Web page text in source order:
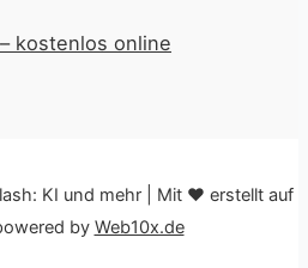
kostenlos online
KI und mehr | Mit ♥ erstellt auf
by Web10x.de